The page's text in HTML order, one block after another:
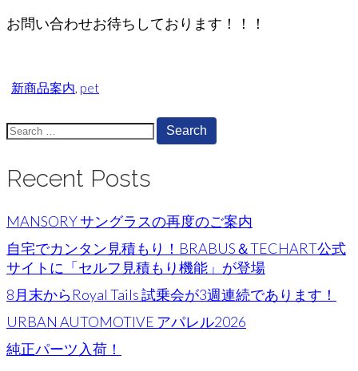
お問い合わせお待ちしております！！！
新商品案内, pet
Search
for:
Recent Posts
MANSORY サングラスの再度のご案内
自宅でカンタン見積もり！BRABUS＆TECHART公式
サイトに「セルフ見積もり機能」が登場
8月末からRoyal Tails 試乗会が3週連続であります！
URBAN AUTOMOTIVE アパレル2026
純正パーツ入荷！